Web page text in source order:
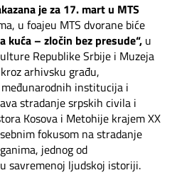
je za 17. mart u MTS
u foajeu MTS dvorane biće
kuća – zločin bez presude“, u
Republike Srbije i Muzeja
arhivsku građu,
institucija i
stradanje srpskih civila i
Kosova i Metohije krajem XX
fokusom na stradanje
jednog od
savremenoj ljudskoj istoriji.